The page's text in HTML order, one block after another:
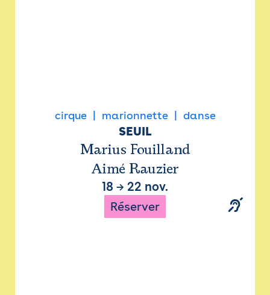
cirque marionnette danse
SEUIL
Marius Fouilland
Aimé Rauzier
18 → 22 nov.
Réserver